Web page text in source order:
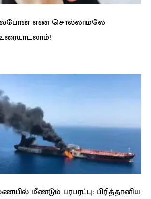
செல்போன் எண் சொல்லாமலே
மீண்டும் பரபரப்பு: பிரித்தானிய